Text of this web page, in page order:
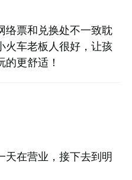
络票和兑换处不一致耽
火车老板人很好，让孩
更舒适！
天在营业，接下去到明